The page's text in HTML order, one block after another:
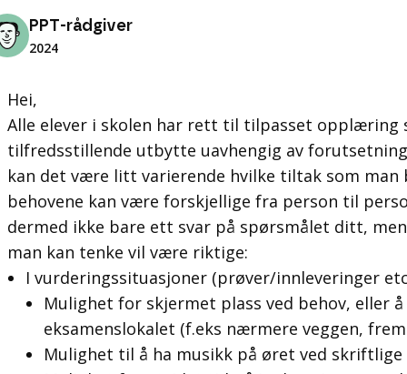
PPT-rådgiver
2024
Hei,
Alle elever i skolen har rett til tilpasset opplæring
tilfredsstillende utbytte uavhengig av
kan det være litt varierende hvilke tiltak som
behovene kan være forskjellige fra person til
dermed ikke bare ett svar på spørsmålet ditt,
man kan tenke vil være riktige:
I vurderingssituasjoner (prøver/innleveringer
Mulighet for skjermet plass ved behov, eller å
eksamenslokalet (f.eks nærmere veggen,
Mulighet til å ha musikk på øret ved